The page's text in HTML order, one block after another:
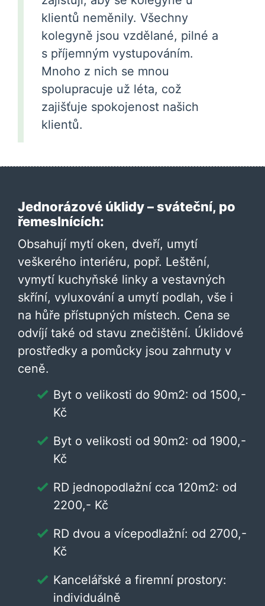
klientů neměnily. Všechny
kolegyně jsou vzdělané, pilné a
s příjemným vystupováním.
Mnoho z nich se mnou
spolupracuje už léta, což
zajišťuje spokojenost našich
klientů.
Jednorázové úklidy – sváteční, po
řemeslnících:
Obsahují mytí oken, dveří, umytí
veškerého interiéru, popř. Leštění,
vymytí kuchyňské linky a vestavných
skříní, vyluxování a umytí podlah, vše i
na hůře přístupných místech. Cena se
odvíjí také od stavu znečištění. Úklidové
prostředky a pomůcky jsou zahrnuty v
ceně.
Byt o velikosti do 90m2: od 1500,-
Kč
Byt o velikosti od 90m2: od 1900,-
Kč
RD jednopodlažní cca 120m2: od
2200,- Kč
RD dvou a vícepodlažní: od 2700,-
Kč
Kancelářské a firemní prostory:
individuálně